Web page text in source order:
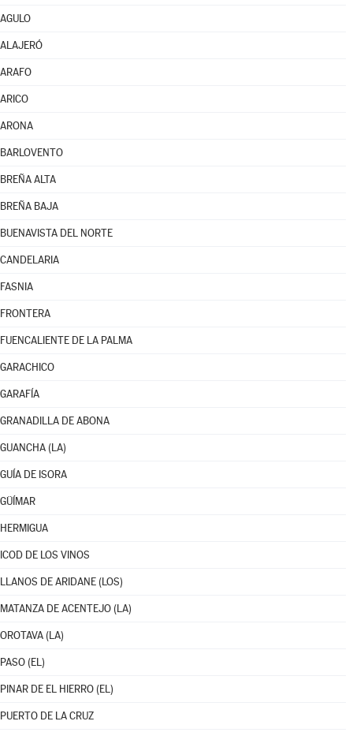
AGULO
ALAJERÓ
ARAFO
ARICO
ARONA
BARLOVENTO
BREÑA ALTA
BREÑA BAJA
BUENAVISTA DEL NORTE
CANDELARIA
FASNIA
FRONTERA
FUENCALIENTE DE LA PALMA
GARACHICO
GARAFÍA
GRANADILLA DE ABONA
GUANCHA (LA)
GUÍA DE ISORA
GÜÍMAR
HERMIGUA
ICOD DE LOS VINOS
LLANOS DE ARIDANE (LOS)
MATANZA DE ACENTEJO (LA)
OROTAVA (LA)
PASO (EL)
PINAR DE EL HIERRO (EL)
PUERTO DE LA CRUZ